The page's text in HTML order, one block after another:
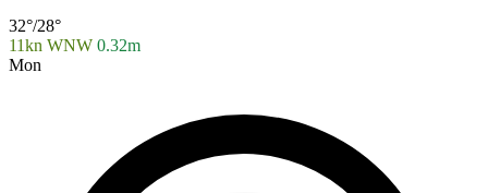
32°/28°
11kn WNW 0.32m
Mon